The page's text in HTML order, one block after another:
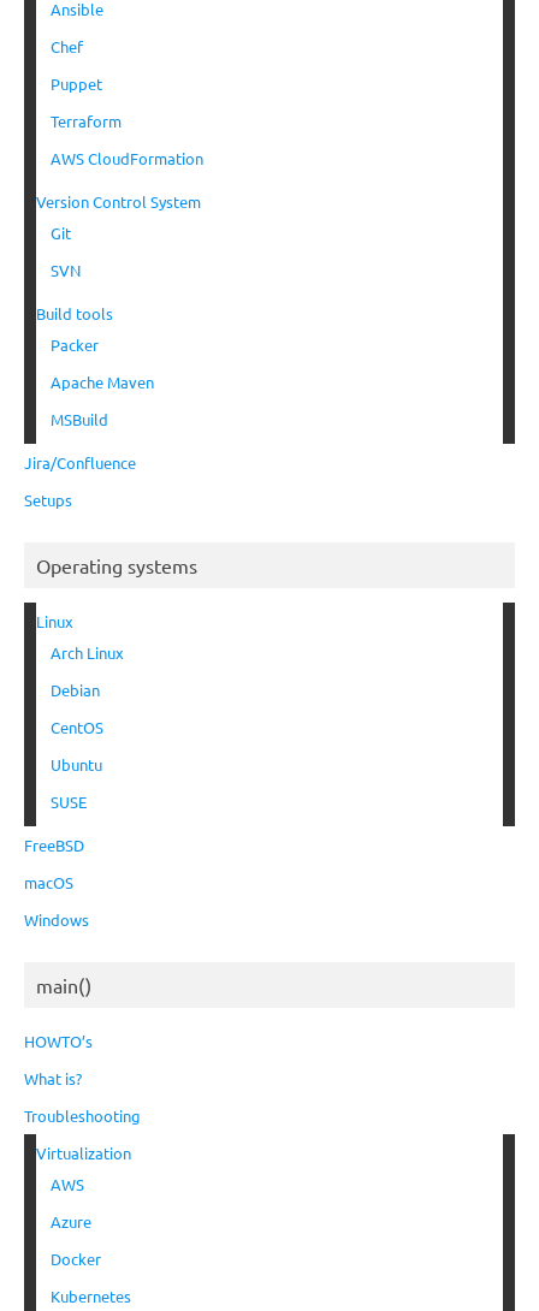
Ansible
Chef
Puppet
Terraform
AWS CloudFormation
Version Control System
Git
SVN
Build tools
Packer
Apache Maven
MSBuild
Jira/Confluence
Setups
Operating systems
Linux
Arch Linux
Debian
CentOS
Ubuntu
SUSE
FreeBSD
macOS
Windows
main()
HOWTO’s
What is?
Troubleshooting
Virtualization
AWS
Azure
Docker
Kubernetes